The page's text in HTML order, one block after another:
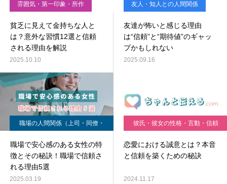
雰囲気・第一印象・所作
貧乏に見えて金持ちな人と
は？意外な習慣12選と信頼
される理由を解説
2025.10.10
友人・知人との人間関係
友達が怖いと感じる理由
は“信頼”と“期待値”のギャッ
プかもしれない
2025.09.16
職場の人間関係（上司・同僚・
職場で安心感のある女性の特
徴とその秘訣！職場で信頼さ
れる理由5選
2025.03.19
彼氏・彼女の性格・言動・信頼
恋愛における誠意とは？本音
と信頼を築くための秘訣
2024.11.17